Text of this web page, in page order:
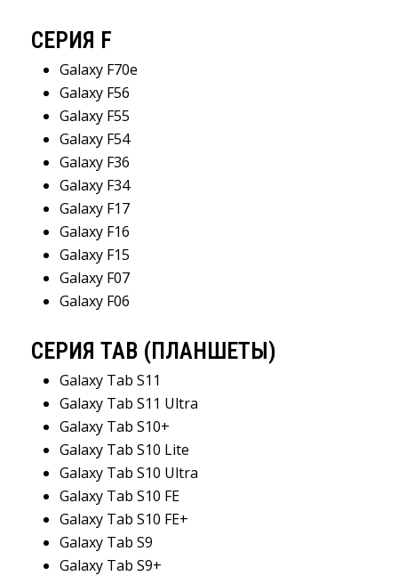
СЕРИЯ F
Galaxy F70e
Galaxy F56
Galaxy F55
Galaxy F54
Galaxy F36
Galaxy F34
Galaxy F17
Galaxy F16
Galaxy F15
Galaxy F07
Galaxy F06
СЕРИЯ TAB (ПЛАНШЕТЫ)
Galaxy Tab S11
Galaxy Tab S11 Ultra
Galaxy Tab S10+
Galaxy Tab S10 Lite
Galaxy Tab S10 Ultra
Galaxy Tab S10 FE
Galaxy Tab S10 FE+
Galaxy Tab S9
Galaxy Tab S9+